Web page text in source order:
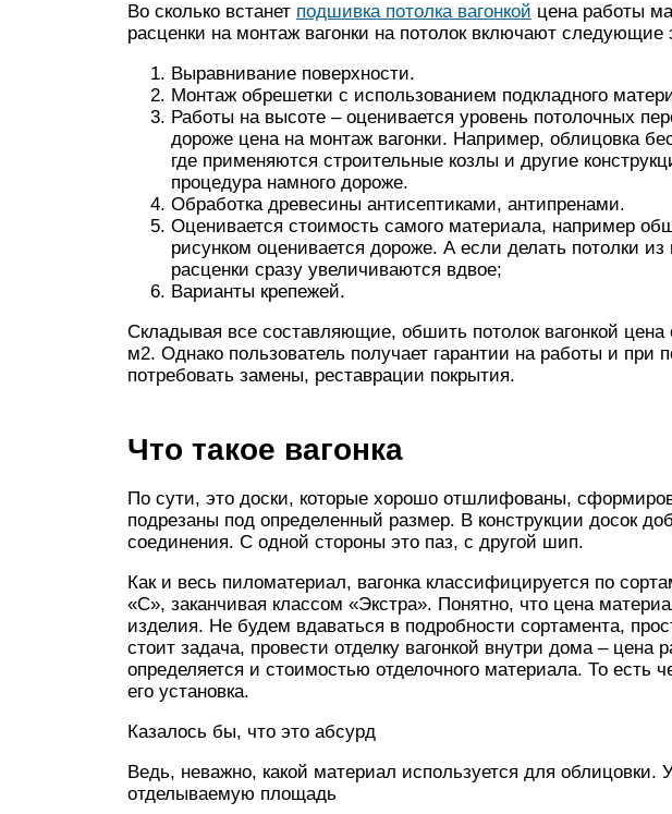
Во сколько встанет подшивка потолка вагонкой цена работы
расценки на монтаж вагонки на потолок включают следующие
Выравнивание поверхности.
Монтаж обрешетки с использованием подкладного
Работы на высоте – оценивается уровень потолочных
дороже цена на монтаж вагонки. Например, облицовка
где применяются строительные козлы и другие
процедура намного дороже.
Обработка древесины антисептиками, антипренами.
Оценивается стоимость самого материала, например
рисунком оценивается дороже. А если делать потолки
расценки сразу увеличиваются вдвое;
Варианты крепежей.
Складывая все составляющие, обшить потолок вагонкой
м2. Однако пользователь получает гарантии на работы и при
потребовать замены, реставрации покрытия.
Что такое вагонка
По сути, это доски, которые хорошо отшлифованы,
подрезаны под определенный размер. В конструкции досок
соединения. С одной стороны это паз, с другой шип.
Как и весь пиломатериал, вагонка классифицируется по
«С», заканчивая классом «Экстра». Понятно, что цена
изделия. Не будем вдаваться в подробности сортамента,
стоит задача, провести отделку вагонкой внутри дома – цена
определяется и стоимостью отделочного материала. То есть
его установка.
Казалось бы, что это абсурд
Ведь, неважно, какой материал используется для облицовки.
отделываемую площадь